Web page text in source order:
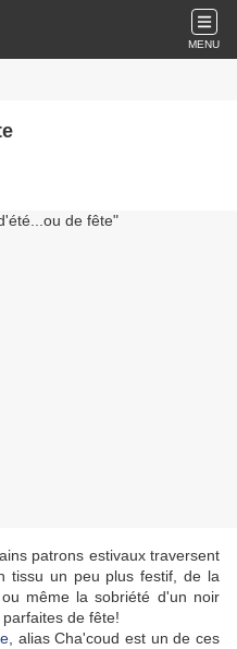
MENU
patrons estivaux traversent
tissu un peu plus festif, de la
même la sobriété d'un noir
de fête!
, alias Cha'coud est un de ces